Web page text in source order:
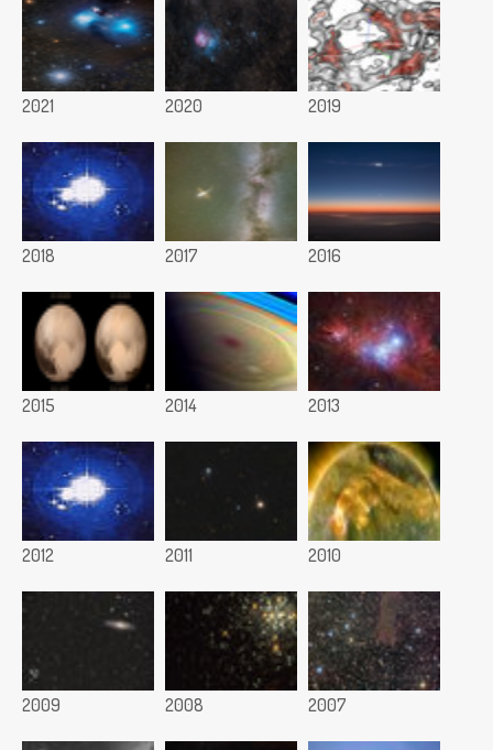
2021 2020 2019
2018 2017 2016
2015 2014 2013
2012 2011 2010
2009 2008 2007